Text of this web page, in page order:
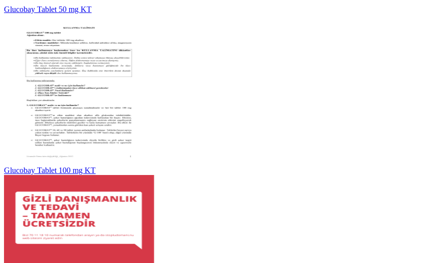
Glucobay Tablet 50 mg KT
Glucobay Tablet 100 mg KT